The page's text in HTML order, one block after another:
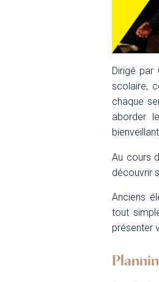
Dirigé par
scolaire,
chaque
aborder
Au cours
découvrir
Anciens
tout
présenter